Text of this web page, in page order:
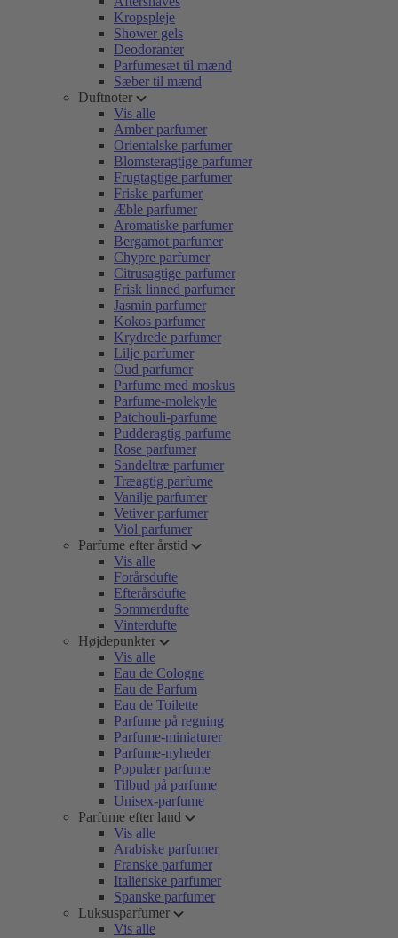
Kropspleje
Shower gels
Deodoranter
Parfumesæt til mænd
Sæber til mænd
Duftnoter
Vis alle
Amber parfumer
Orientalske parfumer
Blomsteragtige parfumer
Frugtagtige parfumer
Friske parfumer
Æble parfumer
Aromatiske parfumer
Bergamot parfumer
Chypre parfumer
Citrusagtige parfumer
Frisk linned parfumer
Jasmin parfumer
Kokos parfumer
Krydrede parfumer
Lilje parfumer
Oud parfumer
Parfume med moskus
Parfume-molekyle
Patchouli-parfume
Pudderagtig parfume
Rose parfumer
Sandeltræ parfumer
Træagtig parfume
Vanilje parfumer
Vetiver parfumer
Viol parfumer
Parfume efter årstid
Vis alle
Forårsdufte
Efterårsdufte
Sommerdufte
Vinterdufte
Højdepunkter
Vis alle
Eau de Cologne
Eau de Parfum
Eau de Toilette
Parfume på regning
Parfume-miniaturer
Parfume-nyheder
Populær parfume
Tilbud på parfume
Unisex-parfume
Parfume efter land
Vis alle
Arabiske parfumer
Franske parfumer
Italienske parfumer
Spanske parfumer
Luksusparfumer
Vis alle